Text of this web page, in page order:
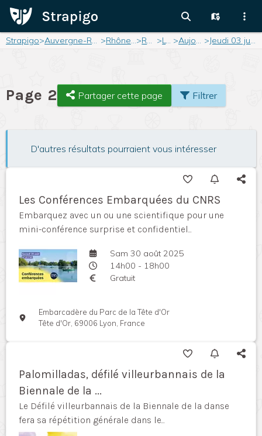
Strapigo> Auvergne-Rhône-Alpes > Rhône-Alpes> Rhône > Lyon > Aujourd'hui > Jeudi 03 juillet 2025
Page 2 Partager cette page Filtrer
D'autres résultats pourraient vous intéresser
Les Conférences Embarquées du CNRS
Embarquez avec un ou une scientifique pour une
mini-conférence surprise et confidentiel...
Sam 30 août 2025
14h00 - 18h00
Gratuit
Embarcadère du Parc de la Tête d'Or
Tête d'Or, 69006 Lyon, France
Palomilladas, défilé villeurbannais de la
Biennale de la ...
Le Défilé villeurbannais de la Biennale de la danse
fera sa répétition générale dans le...